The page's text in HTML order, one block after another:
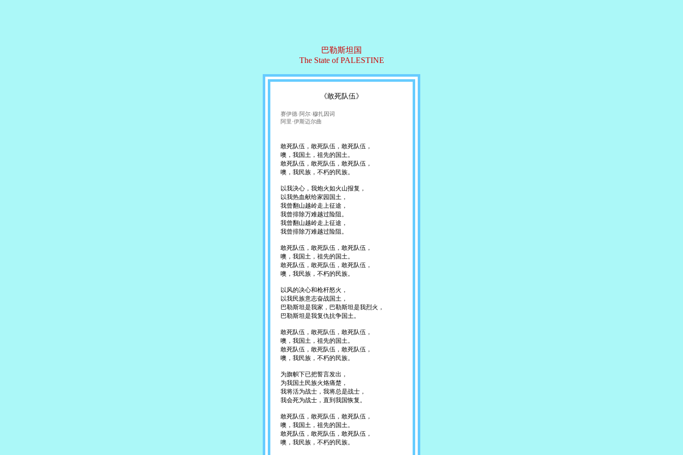
巴勒斯坦国
The State of PALESTINE
《敢死队伍》
赛伊德·阿尔·穆扎因词
阿里·伊斯迈尔曲
敢死队伍，敢死队伍，敢死队伍，
噢，我国土，祖先的国土。
敢死队伍，敢死队伍，敢死队伍，
噢，我民族，不朽的民族。
以我决心，我炮火如火山报复，
以我热血献给家园国土，
我曾翻山越岭走上征途，
我曾排除万难越过险阻。
我曾翻山越岭走上征途，
我曾排除万难越过险阻。
敢死队伍，敢死队伍，敢死队伍，
噢，我国土，祖先的国土。
敢死队伍，敢死队伍，敢死队伍，
噢，我民族，不朽的民族。
以风的决心和枪杆怒火，
以我民族意志奋战国土，
巴勒斯坦是我家，巴勒斯坦是我烈火，
巴勒斯坦是我复仇抗争国土。
敢死队伍，敢死队伍，敢死队伍，
噢，我国土，祖先的国土。
敢死队伍，敢死队伍，敢死队伍，
噢，我民族，不朽的民族。
为旗帜下已把誓言发出，
为我国土民族火烙痛楚，
我将活为战士，我将总是战士，
我会死为战士，直到我国恢复。
敢死队伍，敢死队伍，敢死队伍，
噢，我国土，祖先的国土。
敢死队伍，敢死队伍，敢死队伍，
噢，我民族，不朽的民族。